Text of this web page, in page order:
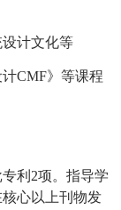
计文化等
计CMF》等课程
利 2项。指导学
心以上刊物发